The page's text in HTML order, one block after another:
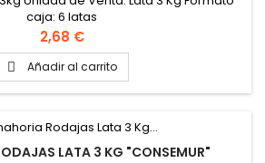
caja: 6 latas
Precio
2,68 €
 Añadir al carrito
LATA 3 KG "CONSEMUR"